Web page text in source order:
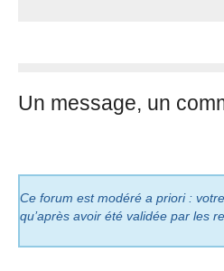
Un message, un
Ce forum est modéré a priori :
qu’après avoir été validée par les